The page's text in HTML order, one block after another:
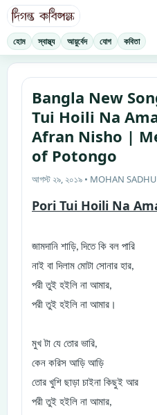
হোম স্বাস্থ্য আয়ুর্বেদ যোগ কবিতা
Bangla New
Tui Hoili Na
Afran Nisho |
of Potongo
আগস্ট ২৯, ২০১৯ • MOHAN
Pori Tui Hoili Na
জামদানি শাড়ি, দিতে কি বল পারি
নাই বা দিলাম মোটা সোনার হার,
পরী তুই হইলি না আমার,
পরী তুই হইলি না আমার।
মুখ টা যে তোর ভারি,
কেন করিস আড়ি আড়ি
তোর খুশি ছাড়া চাইনা কিছুই আর
পরী তুই হইলি না আমার,